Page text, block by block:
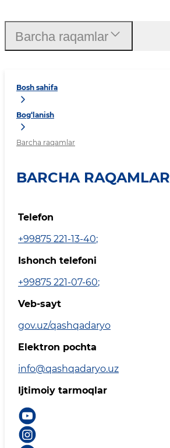
Bosh sahifa
Bog‘lanish
Barcha raqamlar
BARCHA RAQAMLAR
Telefon
+99875 221-13-40;
Ishonch telefoni
+99875 221-07-60;
Veb-sayt
gov.uz/qashqadaryo
Elektron pochta
info@qashqadaryo.uz
Ijtimoiy tarmoqlar
Barcha raqamlar